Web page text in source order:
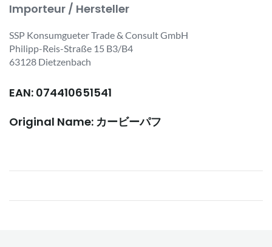
Importeur / Hersteller
SSP Konsumgueter Trade & Consult GmbH
Philipp-Reis-Straße 15 B3/B4
63128 Dietzenbach
EAN: 074410651541
Original Name: カービーパフ